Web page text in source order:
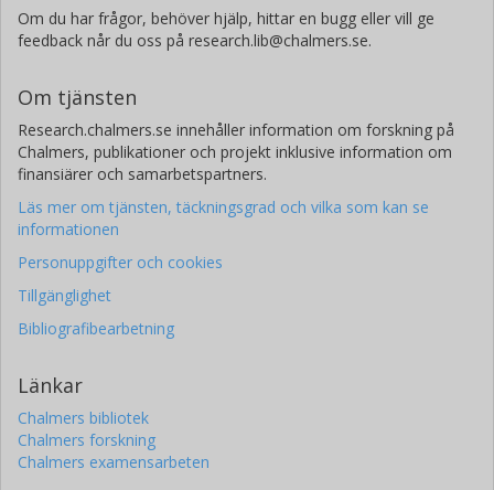
Om du har frågor, behöver hjälp, hittar en bugg eller vill ge
feedback når du oss på research.lib@chalmers.se.
Om tjänsten
Research.chalmers.se innehåller information om forskning på
Chalmers, publikationer och projekt inklusive information om
finansiärer och samarbetspartners.
Läs mer om tjänsten, täckningsgrad och vilka som kan se
informationen
Personuppgifter och cookies
Tillgänglighet
Bibliografibearbetning
Länkar
Chalmers bibliotek
Chalmers forskning
Chalmers examensarbeten